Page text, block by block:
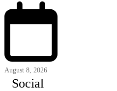
August 8, 2026
Social